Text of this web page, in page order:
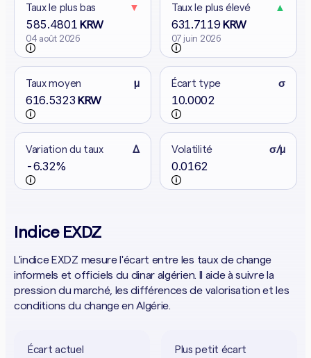
Taux le plus bas ▼
585.4801 KRW
04 août 2026
Taux le plus élevé ▲
631.7119 KRW
07 juin 2026
Taux moyen μ
616.5323 KRW
Écart type σ
10.0002
Variation du taux Δ
-6.32%
Volatilité σ/μ
0.0162
Indice EXDZ
L'indice EXDZ mesure l'écart entre les taux de change
informels et officiels du dinar algérien. Il aide à suivre la
pression du marché, les différences de valorisation et les
conditions du change en Algérie.
Écart actuel Plus petit écart